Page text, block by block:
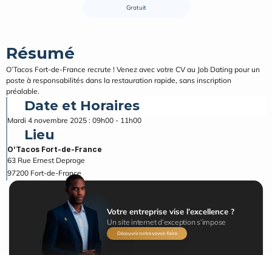
Gratuit
Résumé
O’Tacos Fort-de-France recrute ! Venez avec votre CV au Job Dating pour un
poste à responsabilités dans la restauration rapide, sans inscription
préalable.
Date et Horaires
Mardi 4 novembre 2025 : 09h00 - 11h00
Lieu
O’Tacos Fort-de-France
63 Rue Ernest Deproge
97200 Fort-de-France
Votre entreprise vise l’excellence ?
Un site internet d’exception s’impose
Découvrir notre savoir-faire